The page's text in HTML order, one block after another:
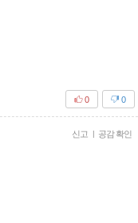
0
0
신고 공감 확인